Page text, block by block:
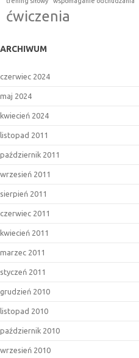
ćwiczenia
ARCHIWUM
czerwiec 2024
maj 2024
kwiecień 2024
listopad 2011
październik 2011
wrzesień 2011
sierpień 2011
czerwiec 2011
kwiecień 2011
marzec 2011
styczeń 2011
grudzień 2010
listopad 2010
październik 2010
wrzesień 2010